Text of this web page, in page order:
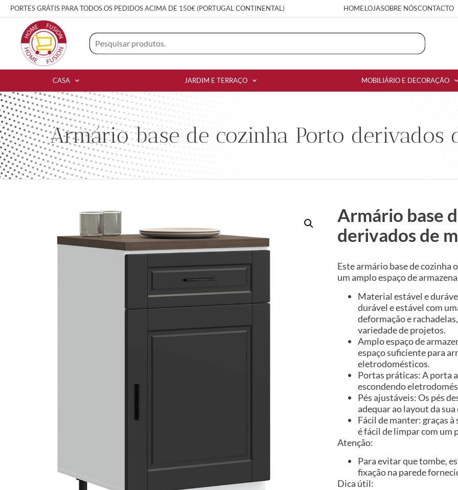
PORTES GRÁTIS PARA TODOS OS PEDIDOS ACIMA DE 150€ (PORTUGAL CONTINENTAL) HOMELOJASOBRE NÓSCONTACTO
CASA JARDIM E TERRAÇO MOBILIÁRIO E DECORAÇÃO
Armário base de cozinha Porto derivados
Armário base
derivados de
Este armário base de cozinha
um amplo espaço de
Material estável e
durável e estável com
deformação e
variedade de projetos.
Amplo espaço de
espaço suficiente para
eletrodomésticos.
Portas práticas: A porta
escondendo
Pés ajustáveis: Os pés
adequar ao layout da sua
Fácil de manter: graças
é fácil de limpar com um
Atenção:
Para evitar que tombe,
fixação na parede
Dica útil: